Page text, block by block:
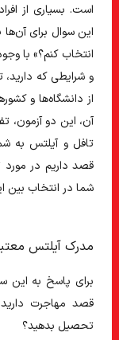
است. بسیاری از
این سوال برای آن‌ها
انتخاب کنم؟» با
و شرایطی که
از دانشگاه‌ها و
آن، این دو آزمون،
تافل و آیلتس به
قصد داریم در مورد
شما در انتخاب بین
مدرک آیلتس
برای پاسخ به این
قصد مهاجرت
تحصیل بدهید؟